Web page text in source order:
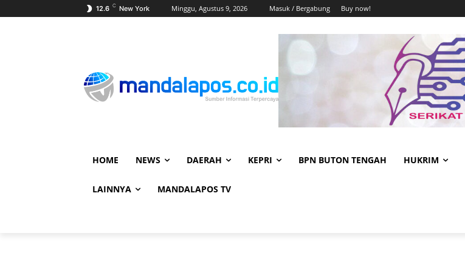
12.6 C New York Minggu, Agustus 9, 2026 Masuk / Bergabung Buy now!
HOME NEWS DAERAH KEPRI BPN BUTON TENGAH HUKRIM
LAINNYA MANDALAPOS TV